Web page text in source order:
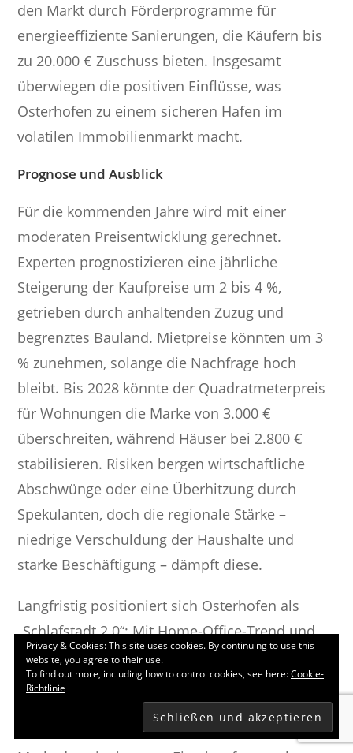
den Markt durch Förderprogramme für
energieeffiziente Sanierungen, die Käufern bis
zu 20.000 € Zuschuss bieten. Insgesamt
überwiegen die positiven Einflüsse, was
Osterhofen zu einem sicheren Hafen im
volatilen Immobilienmarkt macht.
Prognose und Ausblick
Für die kommenden Jahre wird mit einer
moderaten Preisentwicklung gerechnet.
Experten prognostizieren eine jährliche
Steigerung der Kaufpreise um 2 bis 4 %,
getrieben durch anhaltenden Zuzug und
begrenztes Bauland. Mietpreise könnten um 3
% zunehmen, solange die Nachfrage hoch
bleibt. Bis 2028 könnte der Quadratmeterpreis
für Wohnungen die Marke von 3.000 €
überschreiten, während Häuser bei 2.800 €
stabilisieren. Risiken bergen wirtschaftliche
Abschwünge oder eine Überhitzung durch
Spekulanten, doch die regionale Stärke –
niedrige Verschuldung der Haushalte und
starke Beschäftigung – dämpft diese.
Langfristig positioniert sich Osterhofen als
„Schlafstadt 2.0“: Mit Home-Office-Trend und
guter Anbindung wird die Attraktivität steigen.
Investoren sollten auf nachhaltige Objekte
setzen, da der Fokus auf Öko-Standards
zunimmt. Für Käufer und Mieter bietet der
Privacy & Cookies: This site uses cookies. By continuing to use this
website, you agree to their use.
To find out more, including how to control cookies, see here:Cookie-
Richtlinie